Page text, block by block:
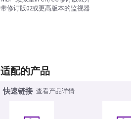
带修订版02或更高版本的监视器
适配的产品
快速链接 查看产品详情